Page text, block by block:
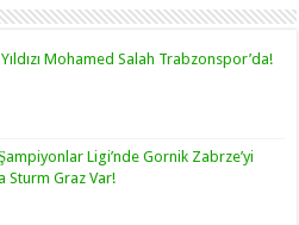
Yıldızı Mohamed Salah Trabzonspor’da!
Ligi’nde Gornik Zabrze’yi
Sturm Graz Var!